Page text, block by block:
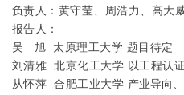
负责人： 黄守莹、周浩力、高大
报告人：
吴
旭 太原理工大学 题目待定
刘清雅
北京化工大学 以工程认
从怀萍
合肥工业大学 产业导向